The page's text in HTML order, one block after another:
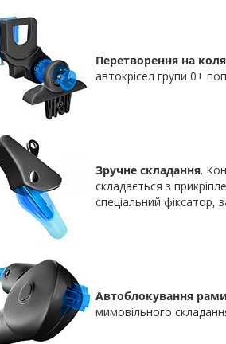
Перетворення на
автокрісел групи 0+
Зручне складання.
складається з
спеціальний фіксатор,
Автоблокування рами
мимовільного